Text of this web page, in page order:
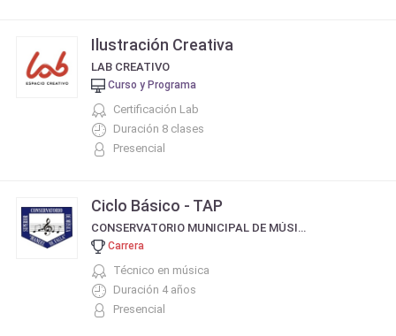
Ilustración Creativa
LAB CREATIVO
Curso y Programa
Certificación Lab
Duración 8 clases
Presencial
Ciclo Básico - TAP
CONSERVATORIO MUNICIPAL DE MÚSICA MANUEL DE FALLA
Carrera
Técnico en música
Duración 4 años
Presencial